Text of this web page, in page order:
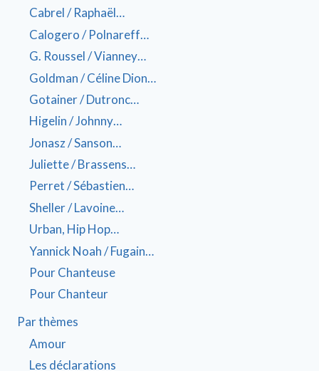
Cabrel / Raphaël…
Calogero / Polnareff…
G. Roussel / Vianney…
Goldman / Céline Dion…
Gotainer / Dutronc…
Higelin / Johnny…
Jonasz / Sanson…
Juliette / Brassens…
Perret / Sébastien…
Sheller / Lavoine…
Urban, Hip Hop…
Yannick Noah / Fugain…
Pour Chanteuse
Pour Chanteur
Par thèmes
Amour
Les déclarations